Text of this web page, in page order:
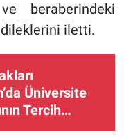
beraberindeki
iletti.
Üniversite
Tercih
Ortak Oluyor